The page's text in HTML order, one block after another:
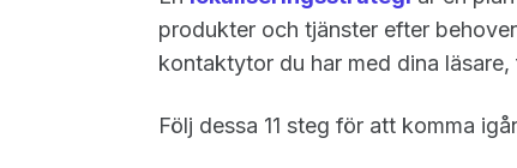
produkter och tjänster efter
kontaktytor du har med dina
Följ dessa 11 steg för att komma